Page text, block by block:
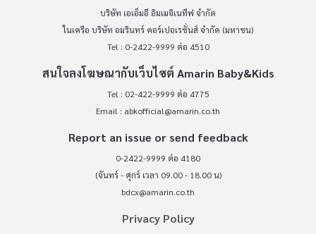
บริษัท เอเอ็มอี อิมเมจิเนทีฟ จำกัด
ในเครือ บริษัท อมรินทร์ คอร์เปอเรชั่นส์ จำกัด (มหาชน)
Tel : 0-2422-9999 ต่อ 4510
สนใจลงโฆษณากับเว็บไซต์ Amarin Baby&Kids
Tel : 02-422-9999 ต่อ 4775
Email : abkofficial@amarin.co.th
Report an issue or send feedback
0-2422-9999 ต่อ 4180
(จันทร์ - ศุกร์ เวลา 09.00 - 18.00 น)
bdcx@amarin.co.th
Privacy Policy